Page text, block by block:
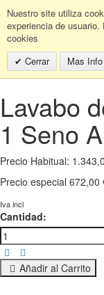
Nuestro site utiliza
experiencia de
cookies
Cerrar
Mas Info
Lavabo
1 Seno
Precio Habitual:
Precio especial 672,00
Iva incl
Cantidad:
Añadir al Carrito